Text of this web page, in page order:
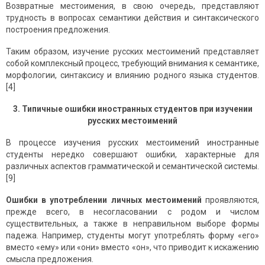
Возвратные местоимения, в свою очередь, представляют
трудность в вопросах семантики действия и синтаксического
построения предложения.
Таким образом, изучение русских местоимений представляет
собой комплексный процесс, требующий внимания к семантике,
морфологии, синтаксису и влиянию родного языка студентов.
[4]
3. Типичные ошибки иностранных студентов при изучении
русских местоимений
В процессе изучения русских местоимений иностранные
студенты нередко совершают ошибки, характерные для
различных аспектов грамматической и семантической системы.
[9]
Ошибки в употреблении личных местоимений проявляются,
прежде всего, в несогласовании с родом и числом
существительных, а также в неправильном выборе формы
падежа. Например, студенты могут употреблять форму «его»
вместо «ему» или «они» вместо «он», что приводит к искажению
смысла предложения.